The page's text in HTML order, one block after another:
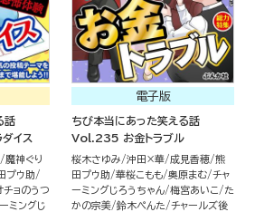
話
イス
魔神ぐり
プウ助
チョのうつ
ミングじ
電子版
ちび本当にあった笑える話
Vol.235 お金トラブル
桜木さゆみ 沖田×華 成見香穂 熊
田プウ助
華桜こもも 奥原まむ チャ
ーミングじろうちゃん 梅宮あいこ
た
かの宗美 鈴木ぺんた
チャールズ後